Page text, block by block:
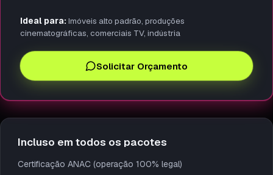
Ideal para: Imóveis alto padrão, produções
cinematográficas, comerciais TV, indústria
Solicitar Orçamento
Incluso em todos os pacotes
Certificação ANAC (operação 100% legal)